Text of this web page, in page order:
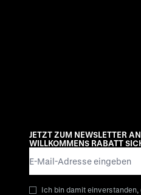
JETZT ZUM NEWSLETTER
WILLKOMMENS RABATT
Ich bin damit einverstanden,